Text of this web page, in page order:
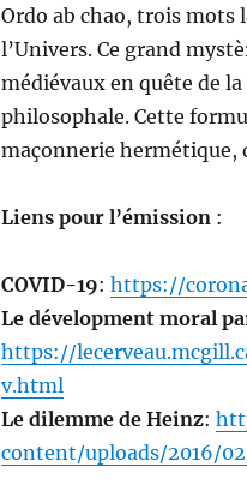
Ordo ab chao, trois mots
l’Univers. Ce grand
médiévaux en quête de
philosophale. Cette
maçonnerie hermétique,
Liens pour l’émission :
COVID-19: https://
Le dévelopment moral
https://
v.html
Le dilemme de Heinz:
content/uploads/2016/